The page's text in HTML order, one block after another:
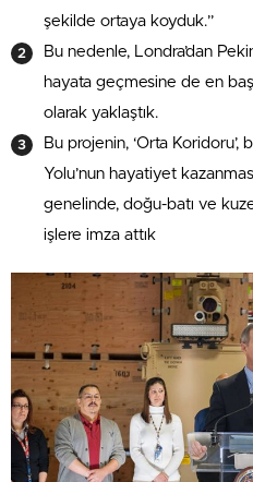
şekilde ortaya koyduk.”
Bu nedenle, Londra’dan
hayata geçmesine de en
olarak yaklaştık.
Bu projenin, ‘Orta
Yolu’nun hayatiyet
genelinde, doğu-batı ve
işlere imza attık